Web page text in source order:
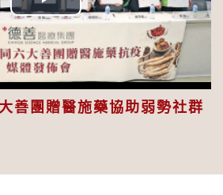
Play
Video
善團贈醫施藥協助弱勢社群